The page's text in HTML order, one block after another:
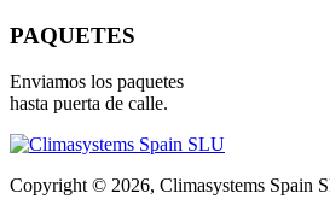
PAQUETES
Enviamos los paquetes
hasta puerta de calle.
Copyright © 2026, Climasystems Spain